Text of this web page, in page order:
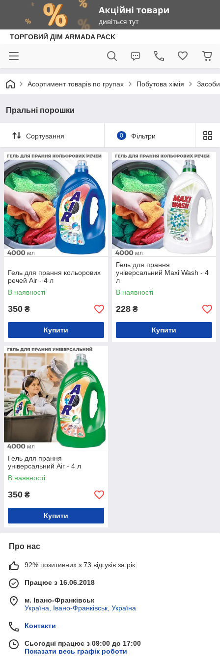
ТОРГОВИЙ ДІМ ARMADA PACK
Асортимент товарів по групах Побутова хімія
Пральні порошки
Сортування 0 Фільтри
Гель для прання кольорових
речей Air - 4 л
В наявності
350 ₴
Купити
Гель для прання
універсальний Maxi Wash - 4
л
В наявності
228 ₴
Купити
Гель для прання
універсальний Air - 4 л
В наявності
350 ₴
Купити
Про нас
92% позитивних з 73 відгуків за рік
Працює з 16.06.2018
м. Івано-Франківськ
Україна, Івано-Франківськ, Україна
Контакти
Сьогодні працює з 09:00 до 17:00
Показати весь графік роботи